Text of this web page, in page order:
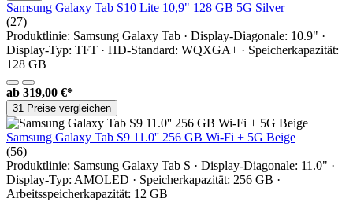
Samsung Galaxy Tab S10 Lite 10,9" 128 GB 5G Silver
(27)
Produktlinie: Samsung Galaxy Tab · Display-Diagonale: 10.9" ·
Display-Typ: TFT · HD-Standard: WQXGA+ · Speicherkapazität:
128 GB
ab 319,00 €*
31 Preise vergleichen
Samsung Galaxy Tab S9 11.0'' 256 GB Wi-Fi + 5G Beige
(56)
Produktlinie: Samsung Galaxy Tab S · Display-Diagonale: 11.0" ·
Display-Typ: AMOLED · Speicherkapazität: 256 GB ·
Arbeitsspeicherkapazität: 12 GB